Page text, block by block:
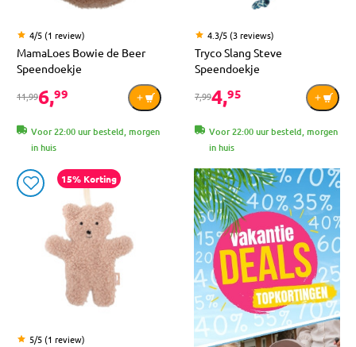
4/5 (1 review)
MamaLoes Bowie de Beer
Speendoekje
11,996,99
Voor 22:00 uur besteld, morgen
in huis
4.3/5 (3 reviews)
Tryco Slang Steve
Speendoekje
7,994,95
Voor 22:00 uur besteld, morgen
in huis
15% Korting
5/5 (1 review)